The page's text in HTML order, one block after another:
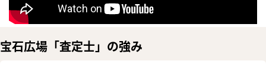
宝石広場「査定士」の強み